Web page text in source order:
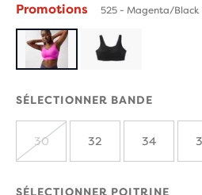
Promotions 525 - Magenta/Black
SÉLECTIONNER BANDE
30 32 34
SÉLECTIONNER POITRINE